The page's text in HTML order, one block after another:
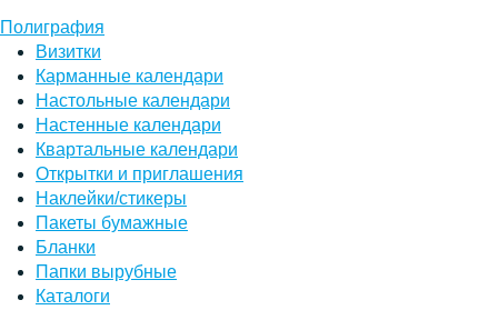
Полиграфия
Визитки
Карманные календари
Настольные календари
Настенные календари
Квартальные календари
Открытки и приглашения
Наклейки/стикеры
Пакеты бумажные
Бланки
Папки вырубные
Каталоги